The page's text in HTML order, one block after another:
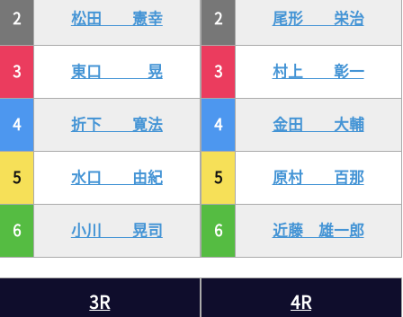
2 松田 憲幸
3 東口 晃
4 折下 寛法
5 水口 由紀
6 小川 晃司
2 尾形 栄治
3 村上 彰一
4 金田 大輔
5 原村 百那
6 近藤 雄一郎
3R 4R